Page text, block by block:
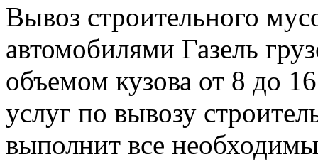
Вывоз строительного
автомобилями Газель
объемом кузова от 8 до
услуг по вывозу
выполнит все